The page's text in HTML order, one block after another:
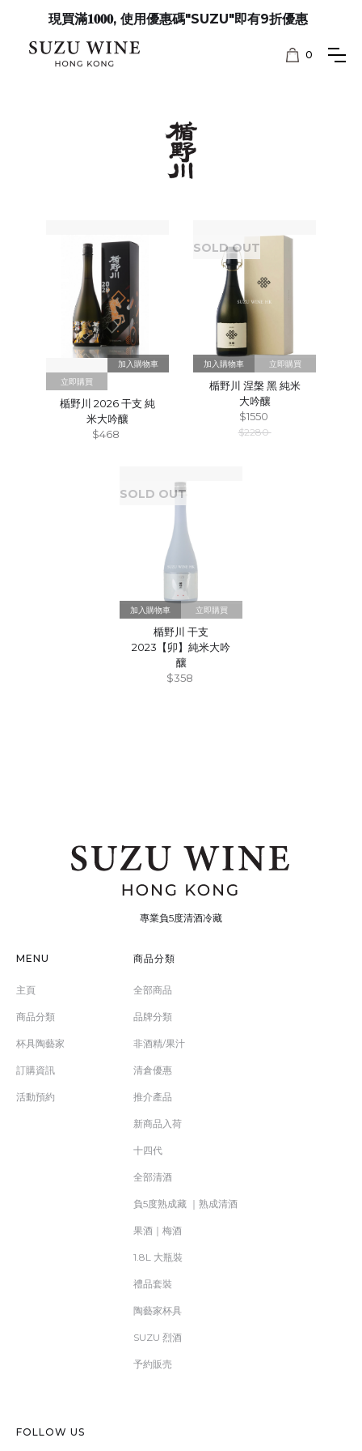
現買滿𝟏𝟎𝟎𝟎, 使用優惠碼"SUZU"即有9折優惠
0
立即購買
楯野川 2026 干支 純
米大吟釀
$468
SOLD OUT
立即購買
楯野川 涅槃 黑 純米
大吟釀
$1550
$2280
SOLD OUT
立即購買
楯野川 干支
2023【卯】純米大吟
釀
$358
專業負5度清酒冷藏
MENU
主頁
商品分類
杯具陶藝家
訂購資訊
活動預約
商品分類
全部商品
品牌分類
非酒精/果汁
清倉優惠
推介產品
新商品入荷
十四代
全部清酒
負5度熟成藏 ｜熟成清酒
果酒｜梅酒
1.8L 大瓶裝
禮品套裝
陶藝家杯具
SUZU 烈酒
予約販売
FOLLOW US